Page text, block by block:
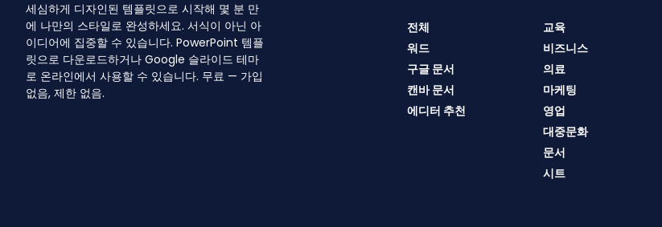
세심하게 디자인된 템플릿으로 시작해 몇 분 만
에 나만의 스타일로 완성하세요. 서식이 아닌 아
이디어에 집중할 수 있습니다. PowerPoint 템플
릿으로 다운로드하거나 Google 슬라이드 테마
로 온라인에서 사용할 수 있습니다. 무료 — 가입
없음, 제한 없음.
전체
워드
구글 문서
캔바 문서
에디터 추천
교육
비즈니스
의료
마케팅
영업
대중문화
문서
시트